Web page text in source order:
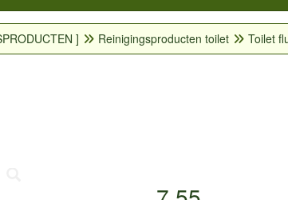
] Reinigingsproducten toilet Toilet